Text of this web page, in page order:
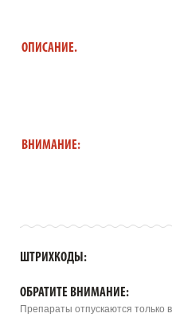
ОПИСАНИЕ.
ВНИМАНИЕ:
ШТРИХКОДЫ:
ОБРАТИТЕ ВНИМАНИЕ:
Препараты отпускаются только